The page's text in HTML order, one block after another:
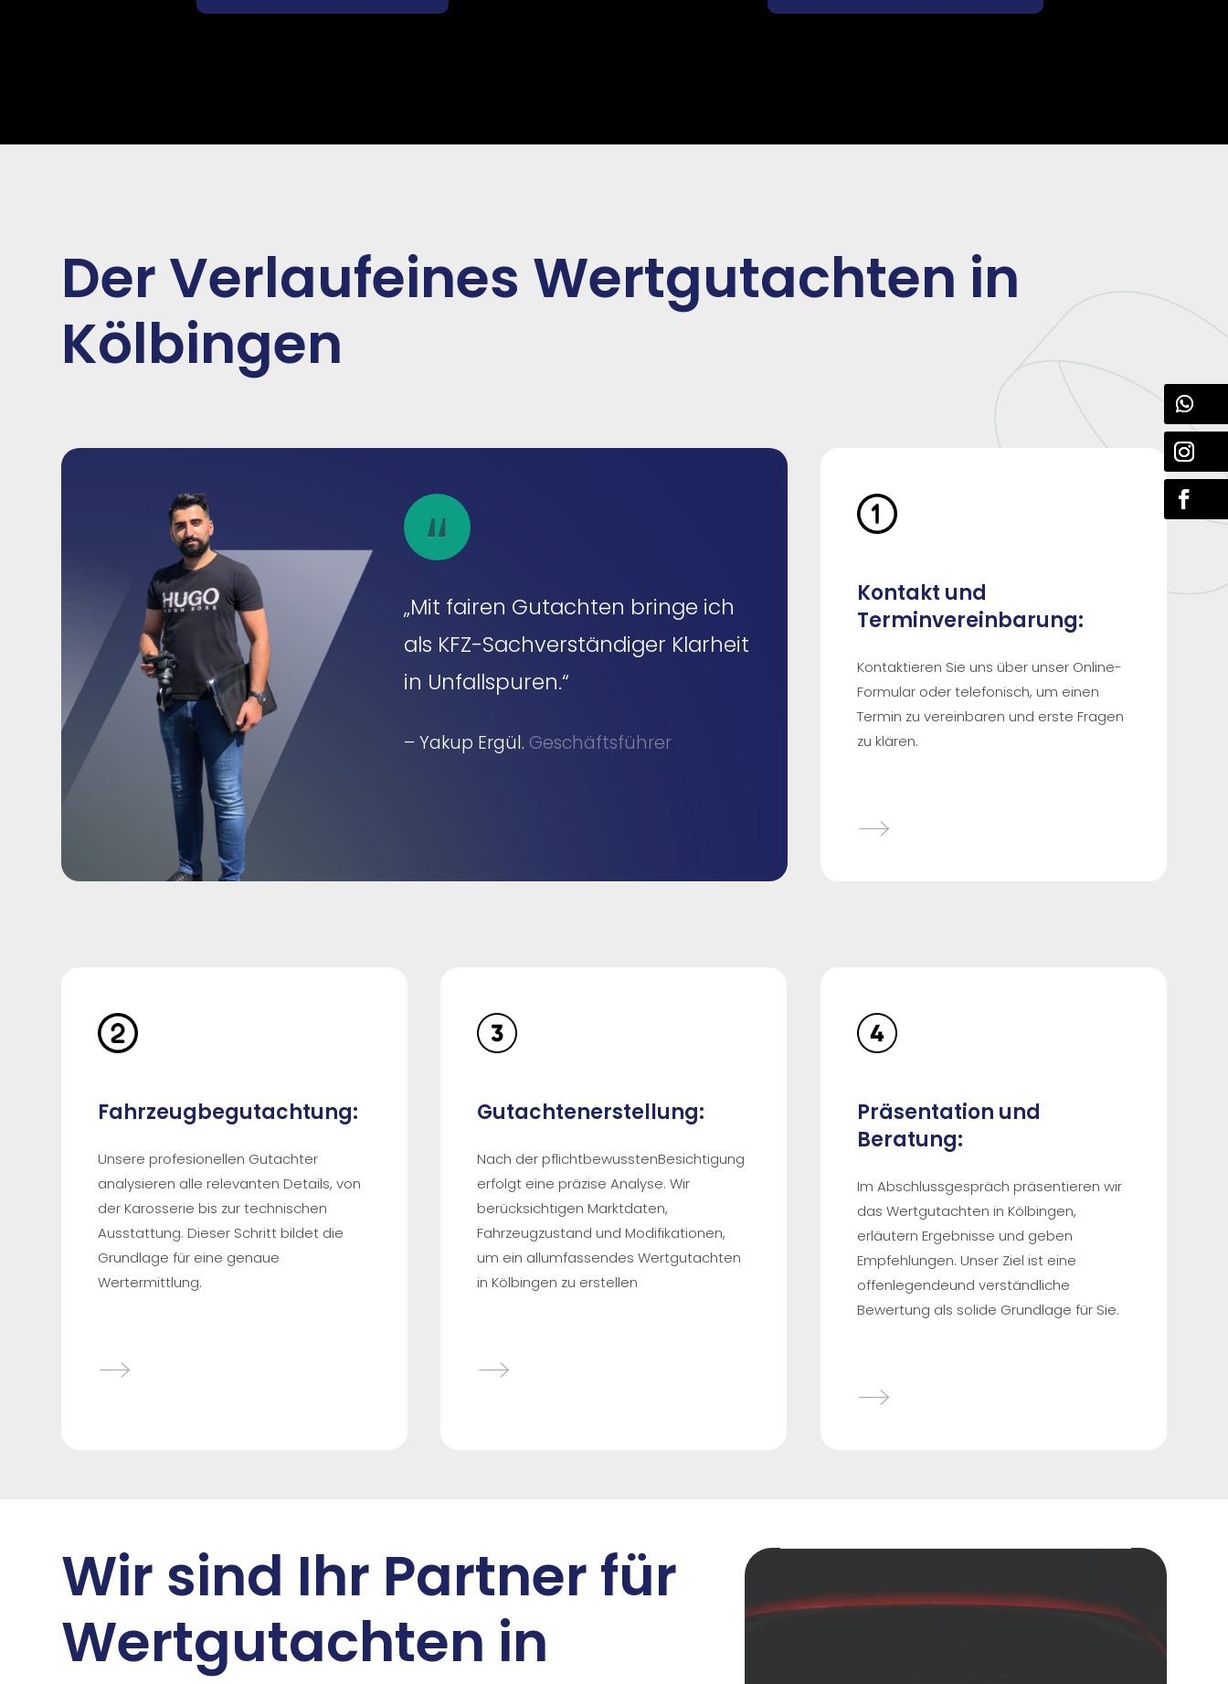
Der Verlaufeines Wertgutachten in
Kölbingen
„Mit fairen Gutachten bringe ich
als KFZ-Sachverständiger Klarheit
in Unfallspuren.“
– Yakup Ergül. Geschäftsführer
Kontakt und
Terminvereinbarung:
Kontaktieren Sie uns über unser Online-
Formular oder telefonisch, um einen
Termin zu vereinbaren und erste Fragen
zu klären.
Fahrzeugbegutachtung:
Unsere profesionellen Gutachter
analysieren alle relevanten Details, von
der Karosserie bis zur technischen
Ausstattung. Dieser Schritt bildet die
Grundlage für eine genaue
Wertermittlung.
Gutachtenerstellung:
Nach der pflichtbewusstenBesichtigung
erfolgt eine präzise Analyse. Wir
berücksichtigen Marktdaten,
Fahrzeugzustand und Modifikationen,
um ein allumfassendes Wertgutachten
in Kölbingen zu erstellen
Präsentation und
Beratung:
Im Abschlussgespräch präsentieren wir
das Wertgutachten in Kölbingen,
erläutern Ergebnisse und geben
Empfehlungen. Unser Ziel ist eine
offenlegendeund verständliche
Bewertung als solide Grundlage für Sie.
Wir sind Ihr Partner für
Wertgutachten in